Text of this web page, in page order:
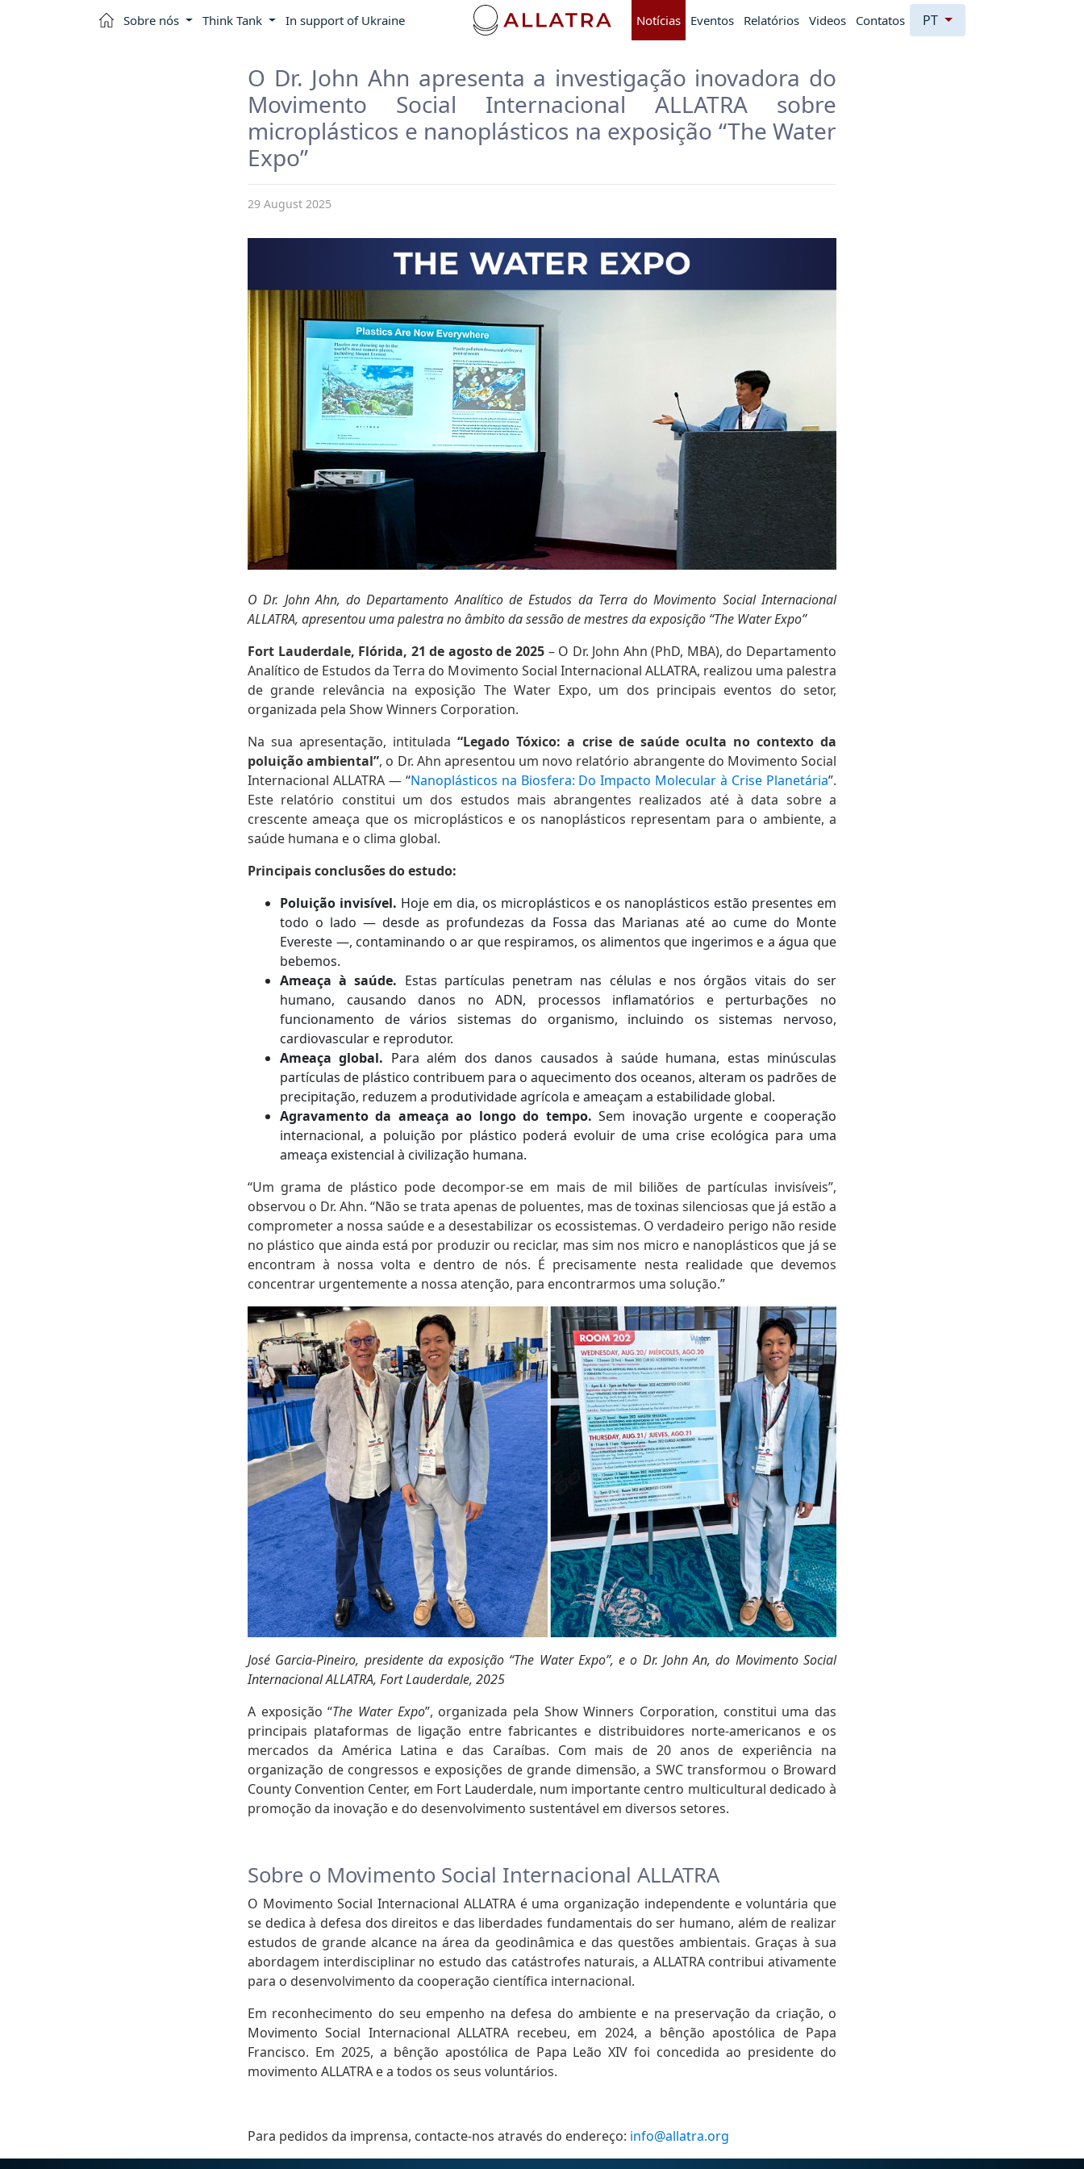
Sobre nós Think Tank In support of Ukraine Notícias Eventos Relatórios Videos Contatos PT
O Dr. John Ahn apresenta a investigação inovadora do
Movimento Social Internacional ALLATRA sobre
microplásticos e nanoplásticos na exposição “The Water
Expo”
29 August 2025
O Dr. John Ahn, do Departamento Analítico de Estudos da Terra do Movimento Social Internacional
ALLATRA, apresentou uma palestra no âmbito da sessão de mestres da exposição “The Water Expo”
Fort Lauderdale, Flórida, 21 de agosto de 2025– O Dr. John Ahn (PhD, MBA), do Departamento
Analítico de Estudos da Terra do Movimento Social Internacional ALLATRA, realizou uma palestra
de grande relevância na exposição The Water Expo, um dos principais eventos do setor,
organizada pela Show Winners Corporation.
Na sua apresentação, intitulada“Legado Tóxico: a crise de saúde oculta no contexto da
poluição ambiental”, o Dr. Ahn apresentou um novo relatório abrangente do Movimento Social
Internacional ALLATRA — “Nanoplásticos na Biosfera: Do Impacto Molecular à Crise Planetária”.
Este relatório constitui um dos estudos mais abrangentes realizados até à data sobre a
crescente ameaça que os microplásticos e os nanoplásticos representam para o ambiente, a
saúde humana e o clima global.
Principais conclusões do estudo:
Poluição invisível. Hoje em dia, os microplásticos e os nanoplásticos estão presentes em
todo o lado — desde as profundezas da Fossa das Marianas até ao cume do Monte
Evereste —, contaminando o ar que respiramos, os alimentos que ingerimos e a água que
bebemos.
Ameaça à saúde. Estas partículas penetram nas células e nos órgãos vitais do ser
humano, causando danos no ADN, processos inflamatórios e perturbações no
funcionamento de vários sistemas do organismo, incluindo os sistemas nervoso,
cardiovascular e reprodutor.
Ameaça global. Para além dos danos causados à saúde humana, estas minúsculas
partículas de plástico contribuem para o aquecimento dos oceanos, alteram os padrões de
precipitação, reduzem a produtividade agrícola e ameaçam a estabilidade global.
Agravamento da ameaça ao longo do tempo.Sem inovação urgente e cooperação
internacional, a poluição por plástico poderá evoluir de uma crise ecológica para uma
ameaça existencial à civilização humana.
“Um grama de plástico pode decompor-se em mais de mil biliões de partículas invisíveis”,
observou o Dr. Ahn. “Não se trata apenas de poluentes, mas de toxinas silenciosas que já estão a
comprometer a nossa saúde e a desestabilizar os ecossistemas. O verdadeiro perigo não reside
no plástico que ainda está por produzir ou reciclar, mas sim nos micro e nanoplásticos que já se
encontram à nossa volta e dentro de nós. É precisamente nesta realidade que devemos
concentrar urgentemente a nossa atenção, para encontrarmos uma solução.”
José Garcia-Pineiro, presidente da exposição “The Water Expo”, e o Dr. John An, do Movimento Social
Internacional ALLATRA, Fort Lauderdale, 2025
A exposição “The Water Expo”, organizada pela Show Winners Corporation, constitui uma das
principais plataformas de ligação entre fabricantes e distribuidores norte-americanos e os
mercados da América Latina e das Caraíbas. Com mais de 20 anos de experiência na
organização de congressos e exposições de grande dimensão, a SWC transformou o Broward
County Convention Center, em Fort Lauderdale, num importante centro multicultural dedicado à
promoção da inovação e do desenvolvimento sustentável em diversos setores.
Sobre o Movimento Social Internacional ALLATRA
O Movimento Social Internacional ALLATRA é uma organização independente e voluntária que
se dedica à defesa dos direitos e das liberdades fundamentais do ser humano, além de realizar
estudos de grande alcance na área da geodinâmica e das questões ambientais. Graças à sua
abordagem interdisciplinar no estudo das catástrofes naturais, a ALLATRA contribui ativamente
para o desenvolvimento da cooperação científica internacional.
Em reconhecimento do seu empenho na defesa do ambiente e na preservação da criação, o
Movimento Social Internacional ALLATRA recebeu, em 2024, a bênção apostólica de Papa
Francisco. Em 2025, a bênção apostólica de Papa Leão XIV foi concedida ao presidente do
movimento ALLATRA e a todos os seus voluntários.
Para pedidos da imprensa, contacte-nos através do endereço: info@allatra.org